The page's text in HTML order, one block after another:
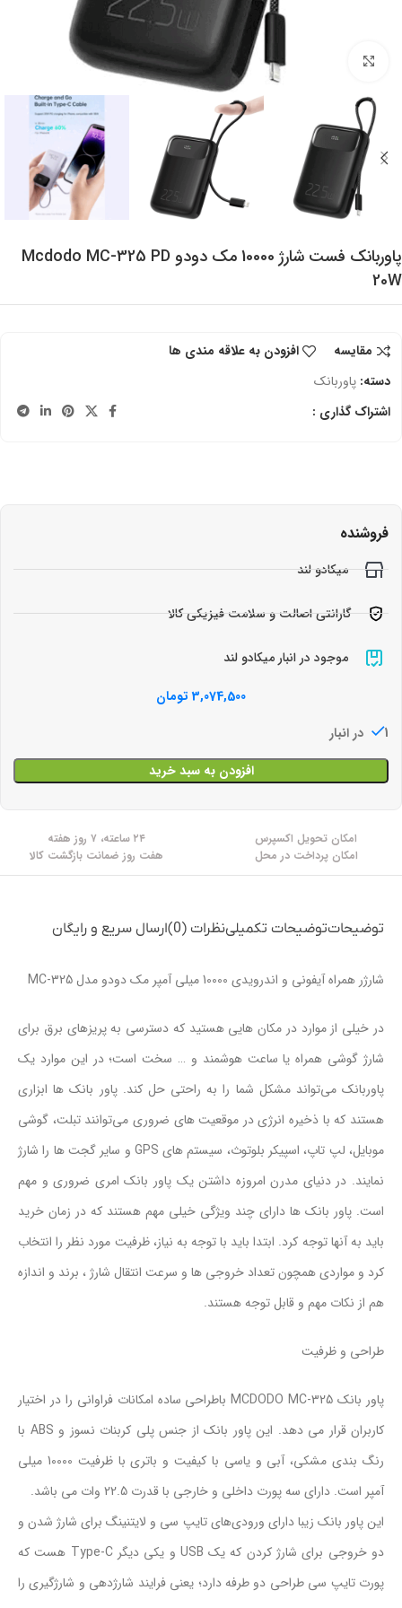
برای بزرگنمایی کلیک کنید
پاوربانک فست شارژ 10000 مک دودو Mcdodo MC-325 PD
20W
مقایسه
افزودن به علاقه مندی ها
دسته: پاوربانک
اشتراک گذاری :
فروشنده
میکادو لند
گارانتی اصالت و سلامت فیزیکی کالا
موجود در انبار میکادو لند
3,074,500 تومان
1 در انبار
افزودن به سبد خرید
امکان تحویل اکسپرس
۲۴ ساعته، ۷ روز هفته
امکان پرداخت در محل
هفت روز ضمانت بازگشت کالا
توضیحاتتوضیحات تکمیلینظرات (0) ارسال سریع و رایگان
شارژر همراه آیفونی و اندرویدی 10000 میلی آمپر مک دودو مدل MC-325
در خیلی از موارد در مکان هایی هستید که دسترسی به پریزهای برق برای
شارژ گوشی همراه یا ساعت هوشمند و … سخت است؛ در این موارد یک
پاوربانک می‌تواند مشکل شما را به راحتی حل کند. پاور بانک ها ابزاری
هستند که با ذخیره انرژی در موقعیت های ضروری می‌توانند تبلت، گوشی
موبایل، لپ تاپ، اسپیکر بلوتوث، سیستم های GPS و سایر گجت ها را شارژ
نمایند. در دنیای مدرن امروزه داشتن یک پاور بانک امری ضروری و مهم
است. پاور بانک ها دارای چند ویژگی خیلی مهم هستند که در زمان خرید
باید به آنها توجه کرد. ابتدا باید با توجه به نیاز، ظرفیت مورد نظر را انتخاب
کرد و مواردی همچون تعداد خروجی ها و سرعت انتقال شارژ ، برند و اندازه
هم از نکات مهم و قابل توجه هستند.
طراحی و ظرفیت
پاور بانک MCDODO MC-325 باطراحی ساده امکانات فراوانی را در اختیار
کاربران قرار می دهد. این پاور بانک از جنس پلی کربنات نسوز و ABS با
رنگ بندی مشکی، آبی و یاسی با کیفیت و باتری با ظرفیت 10000 میلی
آمپر است. دارای سه پورت داخلی و خارجی با قدرت 22.5 وات می باشد.
این پاور بانک زیبا دارای ورودی‌های تایپ سی و لایتنینگ برای شارژ شدن و
دو خروجی برای شارژ کردن که یک USB و یکی دیگر Type-C هست که
پورت تایپ سی طراحی دو طرفه دارد؛ یعنی فرایند شارژدهی و شارژگیری را